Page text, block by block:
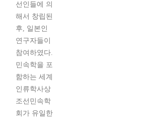
선인들에 의
해서 창립된
후, 일본인
연구자들이
참여하였다.
민속학을 포
함하는 세계
인류학사상
조선민속학
회가 유일한